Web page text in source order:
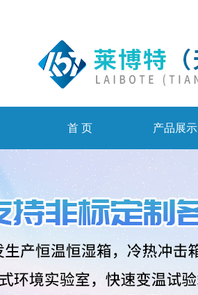
首 页 产品展示